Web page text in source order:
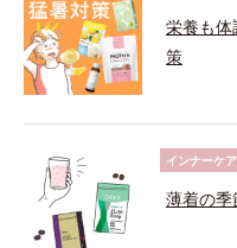
栄養も
策
インナーケア
薄着の季